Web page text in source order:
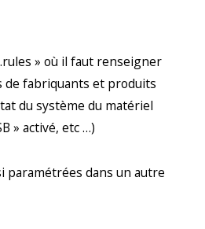
» où il faut renseigner
de fabriquants et produits
du système du matériel
» activé, etc …)
paramétrées dans un autre